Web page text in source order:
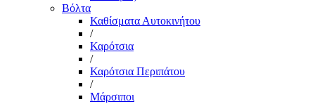
Βόλτα
Καθίσματα Αυτοκινήτου
/
Καρότσια
/
Καρότσια Περιπάτου
/
Μάρσιποι